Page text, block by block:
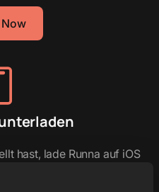
hast, lade Runna auf iOS